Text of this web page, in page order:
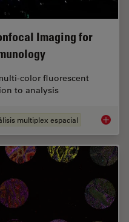
Imaging for
color fluorescent
to analysis
multiplex espacial